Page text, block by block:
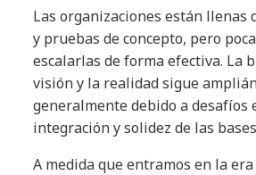
Las organizaciones están llenas
y pruebas de concepto, pero
escalarlas de forma efectiva. La
visión y la realidad sigue
generalmente debido a desafíos
integración y solidez de las
A medida que entramos en la